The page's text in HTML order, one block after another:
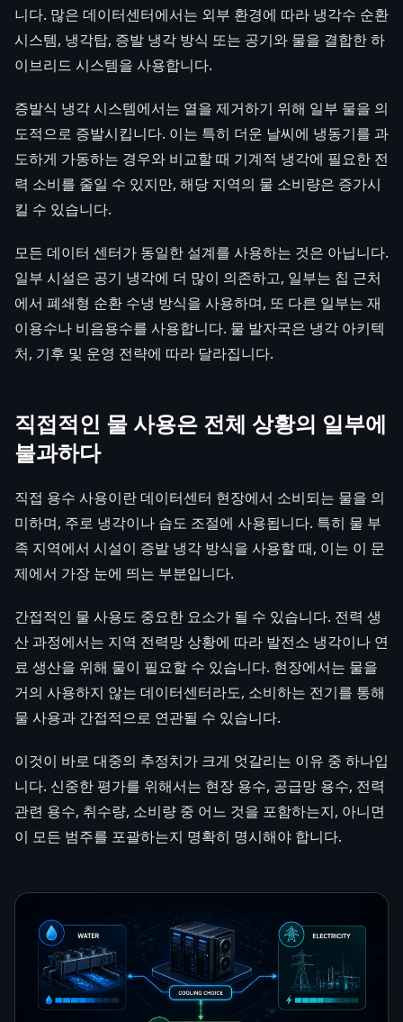
니다. 많은 데이터센터에서는 외부 환경에 따라 냉각수 순환
시스템, 냉각탑, 증발 냉각 방식 또는 공기와 물을 결합한 하
이브리드 시스템을 사용합니다.
증발식 냉각 시스템에서는 열을 제거하기 위해 일부 물을 의
도적으로 증발시킵니다. 이는 특히 더운 날씨에 냉동기를 과
도하게 가동하는 경우와 비교할 때 기계적 냉각에 필요한 전
력 소비를 줄일 수 있지만, 해당 지역의 물 소비량은 증가시
킬 수 있습니다.
모든 데이터 센터가 동일한 설계를 사용하는 것은 아닙니다.
일부 시설은 공기 냉각에 더 많이 의존하고, 일부는 칩 근처
에서 폐쇄형 순환 수냉 방식을 사용하며, 또 다른 일부는 재
이용수나 비음용수를 사용합니다. 물 발자국은 냉각 아키텍
처, 기후 및 운영 전략에 따라 달라집니다.
직접적인 물 사용은 전체 상황의 일부에
불과하다
직접 용수 사용이란 데이터센터 현장에서 소비되는 물을 의
미하며, 주로 냉각이나 습도 조절에 사용됩니다. 특히 물 부
족 지역에서 시설이 증발 냉각 방식을 사용할 때, 이는 이 문
제에서 가장 눈에 띄는 부분입니다.
간접적인 물 사용도 중요한 요소가 될 수 있습니다. 전력 생
산 과정에서는 지역 전력망 상황에 따라 발전소 냉각이나 연
료 생산을 위해 물이 필요할 수 있습니다. 현장에서는 물을
거의 사용하지 않는 데이터센터라도, 소비하는 전기를 통해
물 사용과 간접적으로 연관될 수 있습니다.
이것이 바로 대중의 추정치가 크게 엇갈리는 이유 중 하나입
니다. 신중한 평가를 위해서는 현장 용수, 공급망 용수, 전력
관련 용수, 취수량, 소비량 중 어느 것을 포함하는지, 아니면
이 모든 범주를 포괄하는지 명확히 명시해야 합니다.